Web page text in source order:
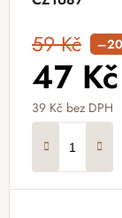
59 Kč
47 Kč
39 Kč bez DPH